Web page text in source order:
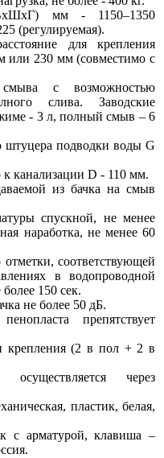
мм - 1150–1350
(регулируемая).
для крепления
или 230 мм (совместимо с
с возможностью
слива. Заводские
- 3 л, полный смыв – 6
штуцера подводки воды G
канализации D - 110 мм.
из бачка на смыв
спускной, не менее
наработка, не менее 60
соответствующей
в водопроводной
150 сек.
не более 50 дБ.
препятствует
крепления (2 в пол + 2 в
осуществляется через
пластик, белая,
с арматурой, клавиша –